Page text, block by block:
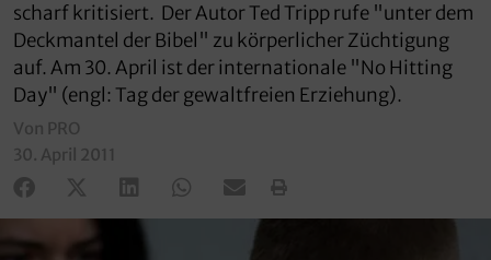
scharf kritisiert. Der Autor Ted Tripp rufe "unter dem
Deckmantel der Bibel" zu körperlicher Züchtigung
auf. Am 30. April ist der internationale "No Hitting
Day" (engl: Tag der gewaltfreien Erziehung).
Von PRO
30. April 2011